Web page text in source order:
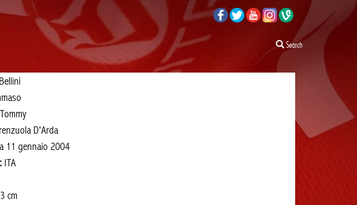
Search
Bellini
Tommy
D'Arda
11 gennaio 2004
ITA
cm